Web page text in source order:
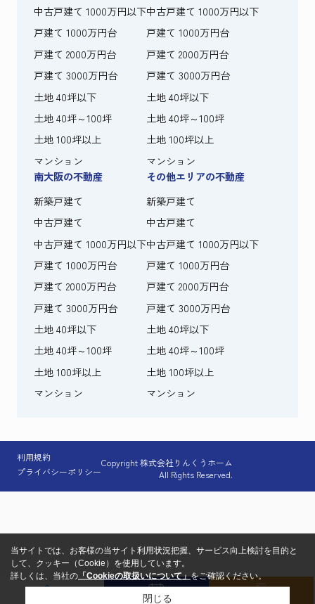
中古戸建て 1000万円以下
戸建て 1000万円台
戸建て 2000万円台
戸建て 3000万円台
土地 40坪以下
土地 40坪～100坪
土地 100坪以上
マンション
中古戸建て 1000万円以下
戸建て 1000万円台
戸建て 2000万円台
戸建て 3000万円台
土地 40坪以下
土地 40坪～100坪
土地 100坪以上
マンション
南大阪の不動産
新築戸建て
中古戸建て
中古戸建て 1000万円以下
戸建て 1000万円台
戸建て 2000万円台
戸建て 3000万円台
土地 40坪以下
土地 40坪～100坪
土地 100坪以上
マンション
その他エリアの不動産
新築戸建て
中古戸建て
中古戸建て 1000万円以下
戸建て 1000万円台
戸建て 2000万円台
戸建て 3000万円台
土地 40坪以下
土地 40坪～100坪
土地 100坪以上
マンション
利用規約
プライバシーポリシー
Copyright 株式会社りんくうホーム
All Rights Reserved.
当サイトでは、お客様の当サイト利用状況把握、サービス向上検討を目的と
して、クッキー（Cookie）を使用しています。
詳しくは、当社の 「Cookieの取扱いについて」をご確認ください。
閉じる